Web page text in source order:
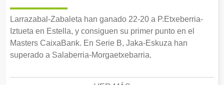
Larrazabal-Zabaleta han ganado 22-20 a P.Etxeberria-
Iztueta en Estella, y consiguen su primer punto en el
Masters CaixaBank. En Serie B, Jaka-Eskuza han
superado a Salaberria-Morgaetxebarria.